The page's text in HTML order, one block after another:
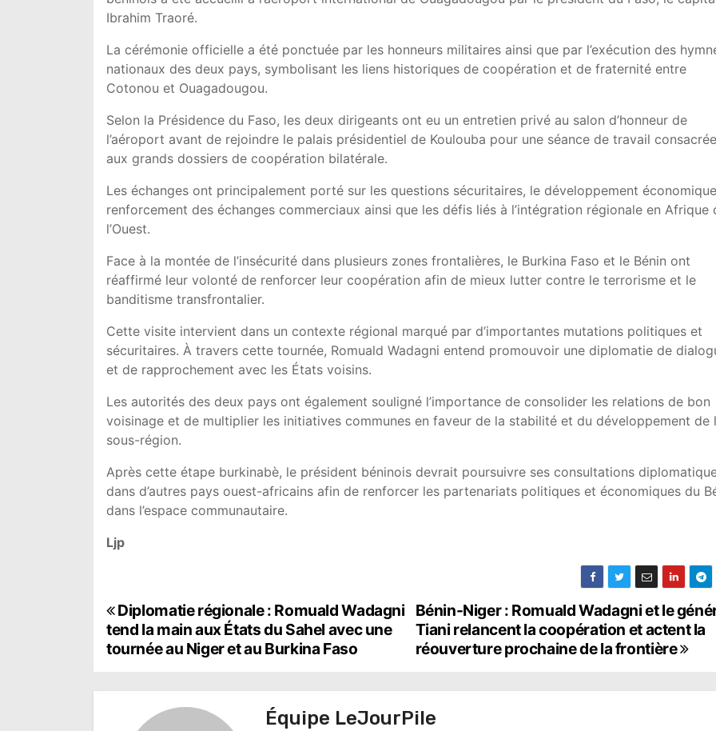
Ibrahim Traoré.
La cérémonie officielle a été ponctuée par les honneurs militaires ainsi que par l’exécution des
nationaux des deux pays, symbolisant les liens historiques de coopération et de fraternité entre
Cotonou et Ouagadougou.
Selon la Présidence du Faso, les deux dirigeants ont eu un entretien privé au salon d’honneur de
l’aéroport avant de rejoindre le palais présidentiel de Koulouba pour une séance de travail consacrée
aux grands dossiers de coopération bilatérale.
Les échanges ont principalement porté sur les questions sécuritaires, le développement
renforcement des échanges commerciaux ainsi que les défis liés à l’intégration régionale en Afrique
l’Ouest.
Face à la montée de l’insécurité dans plusieurs zones frontalières, le Burkina Faso et le Bénin ont
réaffirmé leur volonté de renforcer leur coopération afin de mieux lutter contre le terrorisme et le
banditisme transfrontalier.
Cette visite intervient dans un contexte régional marqué par d’importantes mutations politiques et
sécuritaires. À travers cette tournée, Romuald Wadagni entend promouvoir une diplomatie de
et de rapprochement avec les États voisins.
Les autorités des deux pays ont également souligné l’importance de consolider les relations de bon
voisinage et de multiplier les initiatives communes en faveur de la stabilité et du développement de
sous-région.
Après cette étape burkinabè, le président béninois devrait poursuivre ses consultations
dans d’autres pays ouest-africains afin de renforcer les partenariats politiques et économiques du
dans l’espace communautaire.
Ljp
N
a
Bénin-Niger : Romuald Wadagni et le
Tiani relancent la coopération et actent la
réouverture prochaine de la frontière
Diplomatie régionale : Romuald Wadagni
tend la main aux États du Sahel avec une
tournée au Niger et au Burkina Faso
Équipe LeJourPile